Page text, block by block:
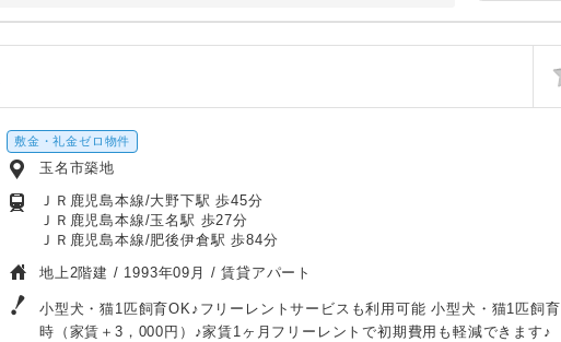
敷金・礼金ゼロ物件
玉名市築地
ＪＲ鹿児島本線/大野下駅 歩45分
ＪＲ鹿児島本線/玉名駅 歩27分
ＪＲ鹿児島本線/肥後伊倉駅 歩84分
地上2階建 / 1993年09月 / 賃貸アパート
小型犬・猫1匹飼育OK♪フリーレントサービスも利用可能 小型犬・猫1匹飼育
時（家賃＋3，000円）♪家賃1ヶ月フリーレントで初期費用も軽減できます♪